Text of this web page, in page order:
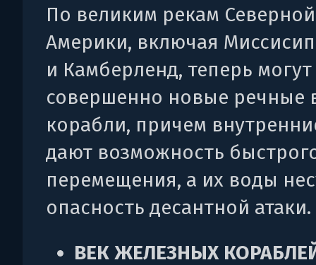
По великим рекам Северной
Америки, включая
и Камберленд, теперь
совершенно новые речные
корабли, причем
дают возможность
перемещения, а их воды
опасность десантной атаки.
ВЕК ЖЕЛЕЗНЫХ